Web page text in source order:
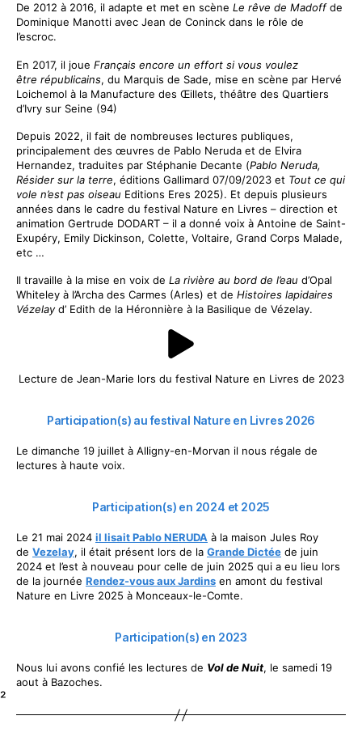
De 2012 à 2016, il adapte et met en scène Le rêve de Madoffde
Dominique Manotti avec Jean de Coninck dans le rôle de
l’escroc.
En 2017, il joue Français encore un effort si vous voulez
être républicains, du Marquis de Sade, mise en scène par Hervé
Loichemol à la Manufacture des Œillets, théâtre des Quartiers
d’Ivry sur Seine (94)
Depuis 2022, il fait de nombreuses lectures publiques,
principalement des œuvres de Pablo Neruda et de Elvira
Hernandez, traduites par Stéphanie Decante (Pablo Neruda,
Résider sur la terre, éditions Gallimard 07/09/2023 et Tout ce qui
vole n’est pas oiseau Editions Eres 2025). Et depuis plusieurs
années dans le cadre du festival Nature en Livres – direction et
animation Gertrude DODART – il a donné voix à Antoine de Saint-
Exupéry, Emily Dickinson, Colette, Voltaire, Grand Corps Malade,
etc …
Il travaille à la mise en voix de La rivière au bord de l’eau d’Opal
Whiteley à l’Archa des Carmes (Arles) et de Histoires lapidaires
Vézelayd’ Edith de la Héronnière à la Basilique de Vézelay.
Lecture de Jean-Marie lors du festival Nature en Livres de 2023
Participation(s) au festival Nature en Livres 2026
Le dimanche 19 juillet à Alligny-en-Morvan il nous régale de
lectures à haute voix.
Participation(s) en 2024 et 2025
Le 21 mai 2024 il lisait Pablo NERUDA à la maison Jules Roy
de Vezelay, il était présent lors de la Grande Dictée de juin
2024 et l’est à nouveau pour celle de juin 2025 qui a eu lieu lors
de la journée Rendez-vous aux Jardins en amont du festival
Nature en Livre 2025 à Monceaux-le-Comte.
Participation(s) en 2023
Nous lui avons confié les lectures de Vol de Nuit, le samedi 19
aout à Bazoches.
²